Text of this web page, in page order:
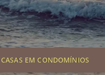
CASAS EM CONDOMÍNIOS